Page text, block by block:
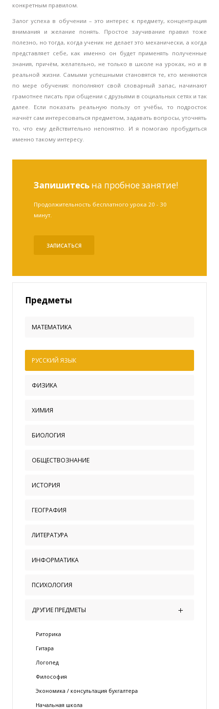
конкретным правилом.
Залог успеха в обучении – это интерес к предмету, концентрация
внимания и желание понять. Простое заучивание правил тоже
полезно, но тогда, когда ученик не делает это механически, а когда
представляет себе, как именно он будет применять полученные
знания, причём, желательно, не только в школе на уроках, но и в
реальной жизни. Самыми успешными становятся те, кто меняются
по мере обучения: пополняют свой словарный запас, начинают
грамотнее писать при общении с друзьями в социальных сетях и так
далее. Если показать реальную пользу от учёбы, то подросток
начнёт сам интересоваться предметом, задавать вопросы, уточнять
то, что ему действительно непонятно. И я помогаю пробудиться
именно такому интересу.
Запишитесьна пробное занятие!
Продолжительность бесплатного урока 20 - 30
минут.
ЗАПИСАТЬСЯ
Предметы
МАТЕМАТИКА
РУССКИЙ ЯЗЫК
ФИЗИКА
ХИМИЯ
БИОЛОГИЯ
ОБЩЕСТВОЗНАНИЕ
ИСТОРИЯ
ГЕОГРАФИЯ
ЛИТЕРАТУРА
ИНФОРМАТИКА
ПСИХОЛОГИЯ
ДРУГИЕ ПРЕДМЕТЫ
Риторика
Гитара
Логопед
Философия
Экономика / консультация бухгалтера
Начальная школа